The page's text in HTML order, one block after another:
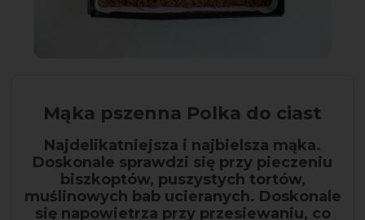
Mąka pszenna Polka do ciast
Najdelikatniejsza i najbielsza mąka.
Doskonale sprawdzi się przy pieczeniu
biszkoptów, puszystych tortów,
muślinowych bab ucieranych. Doskonale
się napowietrza przy przesiewaniu, co